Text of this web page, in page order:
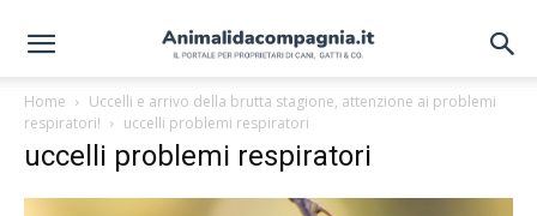
Home
Uccelli e arrivo della brutta stagione, attenzione ai problemi
respiratori!
uccelli problemi respiratori
uccelli problemi respiratori